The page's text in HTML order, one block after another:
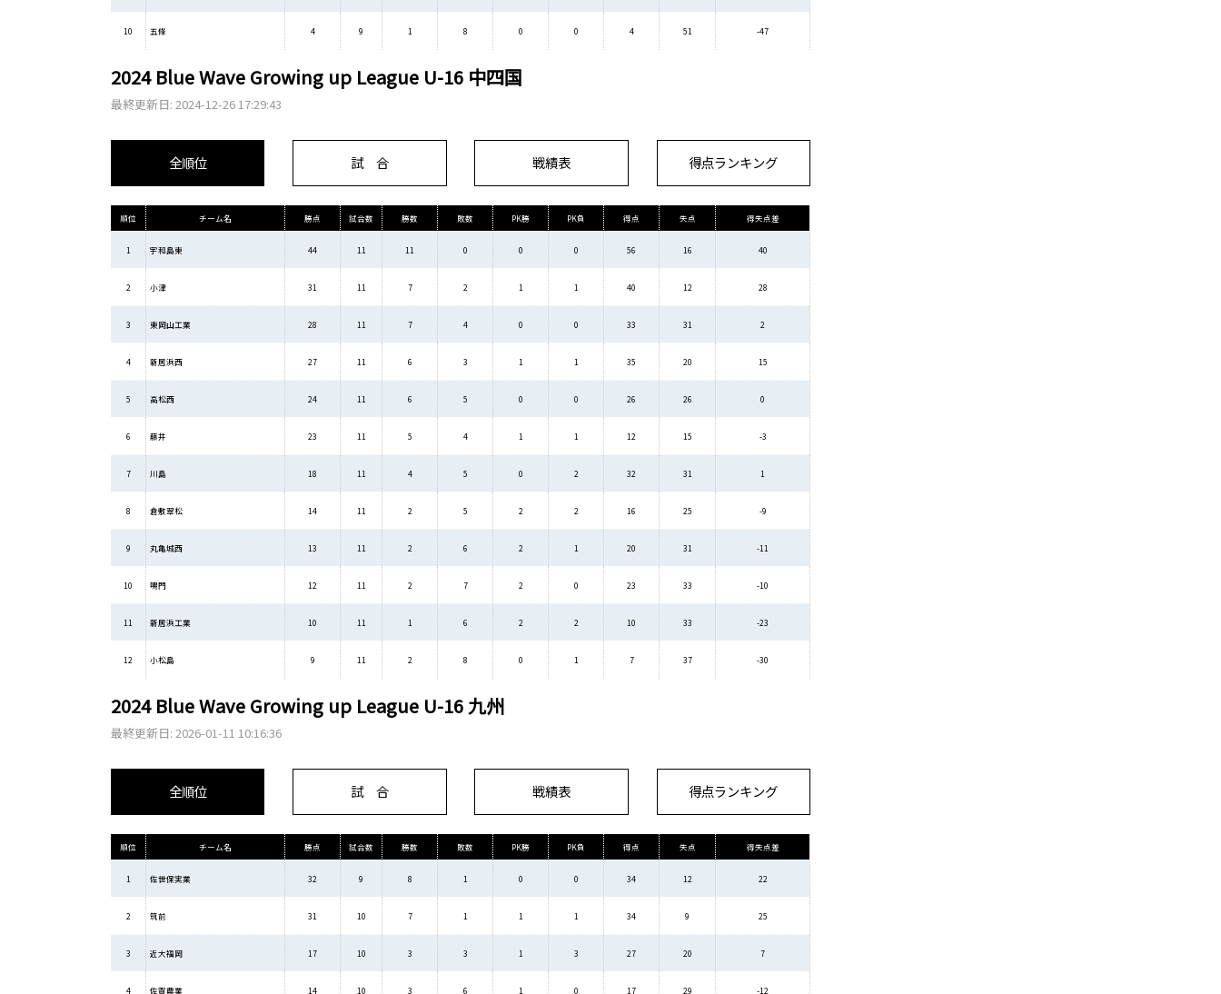
10 五條 4 9 1 8 0 0 4 51 -47
2024 Blue Wave Growing up League U-16 中四国
最終更新日: 2024-12-26 17:29:43
全順位 試 合 戦績表 得点ランキング
順位 チーム名 勝点 試合数 勝数 敗数 PK勝 PK負 得点 失点 得失点差
1 宇和島東 44 11 11 0 0 0 56 16 40
2 小津 31 11 7 2 1 1 40 12 28
3 東岡山工業 28 11 7 4 0 0 33 31 2
4 新居浜西 27 11 6 3 1 1 35 20 15
5 高松西 24 11 6 5 0 0 26 26 0
6 藤井 23 11 5 4 1 1 12 15 -3
7 川島 18 11 4 5 0 2 32 31 1
8 倉敷翠松 14 11 2 5 2 2 16 25 -9
9 丸亀城西 13 11 2 6 2 1 20 31 -11
10 鳴門 12 11 2 7 2 0 23 33 -10
11 新居浜工業 10 11 1 6 2 2 10 33 -23
12 小松島 9 11 2 8 0 1 7 37 -30
2024 Blue Wave Growing up League U-16 九州
最終更新日: 2026-01-11 10:16:36
全順位 試 合 戦績表 得点ランキング
順位 チーム名 勝点 試合数 勝数 敗数 PK勝 PK負 得点 失点 得失点差
1 佐世保実業 32 9 8 1 0 0 34 12 22
2 筑前 31 10 7 1 1 1 34 9 25
3 近大福岡 17 10 3 3 1 3 27 20 7
4 佐賀農業 14 10 3 6 1 0 17 29 -12